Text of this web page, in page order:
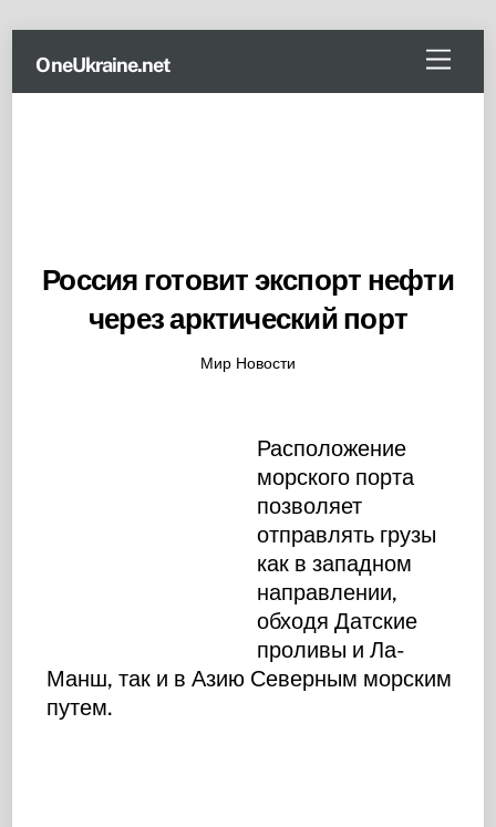
content
Menu
OneUkraine.net
Россия готовит экспорт нефти
через арктический порт
Мир Новости
Расположение
морского порта
позволяет
отправлять грузы
как в западном
направлении,
обходя Датские
проливы и Ла-
Манш, так и в Азию Северным морским
путем.